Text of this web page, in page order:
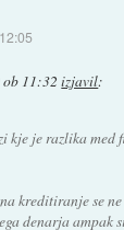
ob 11:32 izjavil:
kje je razlika med
kreditiranje se
denarja ampak